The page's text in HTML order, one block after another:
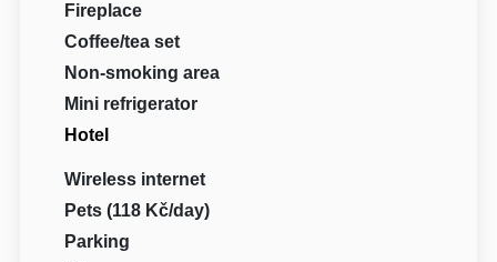
Fireplace
Coffee/tea set
Non-smoking area
Mini refrigerator
Hotel
Wireless internet
Pets (118 Kč/day)
Parking